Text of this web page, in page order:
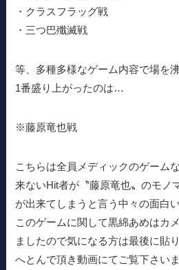
・クラスフラッグ戦
・三つ巴殲滅戦
等、多種多様なゲーム内容で場を
1番盛り上がったのは…
※藤原竜也戦
こちらは全員メディックのゲーム
来ないHit者が〝藤原竜也〟のモノ
が出来てしまうと言う中々の面白
このゲームに関して黒綿あめはカ
ましたので気になる方は最後に貼
へとんで頂き動画にてご覧下さい